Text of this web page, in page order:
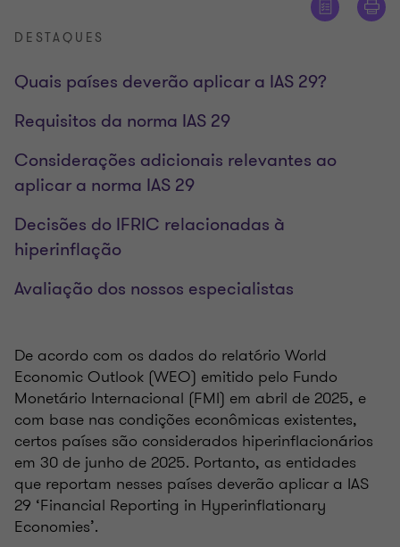
DESTAQUES
Quais países deverão aplicar a IAS 29?
Requisitos da norma IAS 29
Considerações adicionais relevantes ao
aplicar a norma IAS 29
Decisões do IFRIC relacionadas à
hiperinflação
Avaliação dos nossos especialistas
De acordo com os dados do relatório World
Economic Outlook (WEO) emitido pelo Fundo
Monetário Internacional (FMI) em abril de 2025, e
com base nas condições econômicas existentes,
certos países são considerados hiperinflacionários
em 30 de junho de 2025. Portanto, as entidades
que reportam nesses países deverão aplicar a IAS
29 ‘Financial Reporting in Hyperinflationary
Economies’.